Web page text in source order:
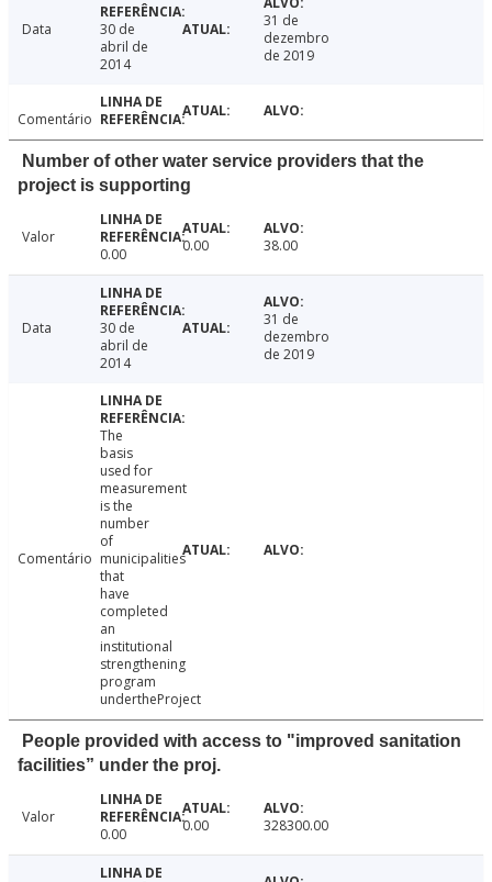
Data
30 de
abril de
2014
31 de
dezembro
de 2019
Comentário
Number of other water service providers that the
project is supporting
Valor
0.00
0.00 38.00
Data
30 de
abril de
2014
31 de
dezembro
de 2019
Comentário
The
basis
used for
measurement
is the
number
of
municipalities
that
have
completed
an
institutional
strengthening
program
undertheProject
People provided with access to "improved sanitation
facilities” under the proj.
Valor
0.00
0.00 328300.00